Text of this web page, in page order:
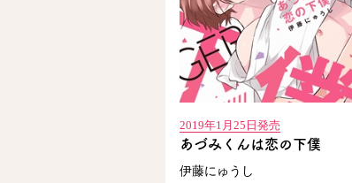
2019年1月25日発売
あづみくんは恋の下僕
伊藤にゅうし